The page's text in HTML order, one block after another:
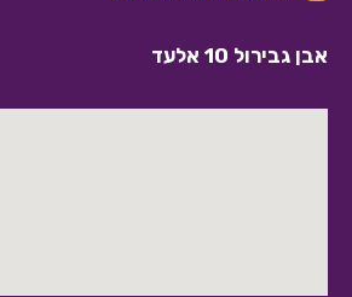
אבן גבירול 10 אלעד